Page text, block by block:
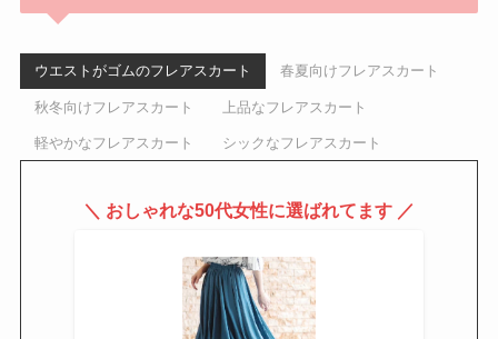
ウエストがゴムのフレアスカート 春夏向けフレアスカート
秋冬向けフレアスカート 上品なフレアスカート
軽やかなフレアスカート シックなフレアスカート
＼ おしゃれな50代女性に選ばれてます ／